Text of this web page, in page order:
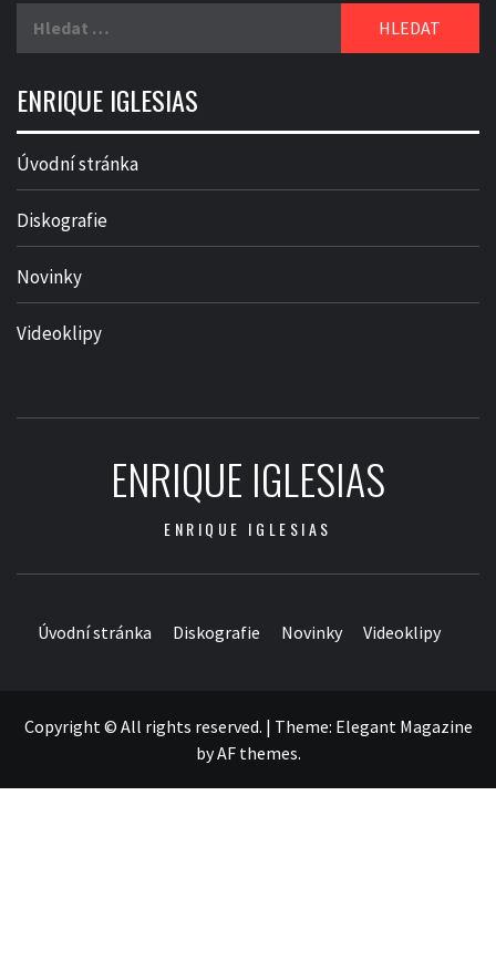
ENRIQUE IGLESIAS
Úvodní stránka
Diskografie
Novinky
Videoklipy
ENRIQUE IGLESIAS
ENRIQUE IGLESIAS
Úvodní stránka Diskografie Novinky Videoklipy
Copyright © All rights reserved. | Theme: Elegant Magazine
byAF themes.